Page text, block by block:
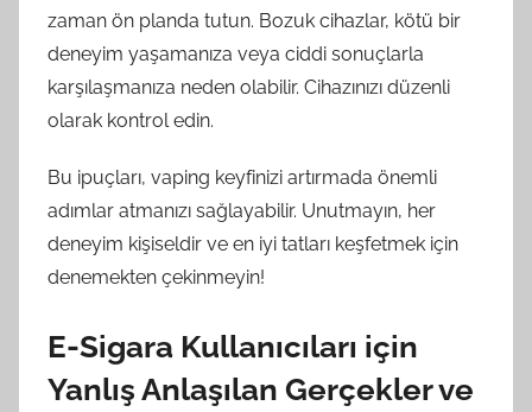
zaman ön planda tutun. Bozuk cihazlar, kötü bir
deneyim yaşamanıza veya ciddi sonuçlarla
karşılaşmanıza neden olabilir. Cihazınızı düzenli
olarak kontrol edin.
Bu ipuçları, vaping keyfinizi artırmada önemli
adımlar atmanızı sağlayabilir. Unutmayın, her
deneyim kişiseldir ve en iyi tatları keşfetmek için
denemekten çekinmeyin!
E-Sigara Kullanıcıları için
Yanlış Anlaşılan Gerçekler ve